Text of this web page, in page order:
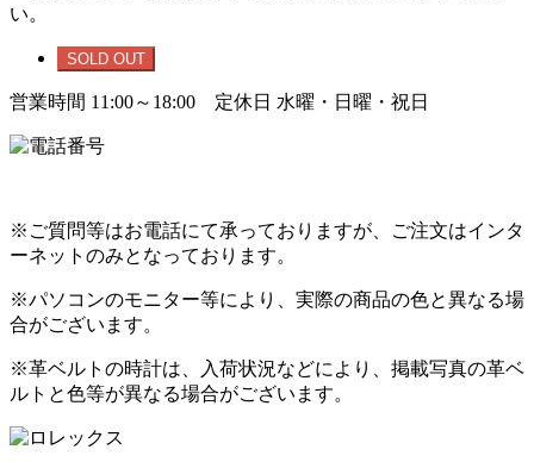
い。
SOLD OUT
営業時間 11:00～18:00 定休日 水曜・日曜・祝日
※ご質問等はお電話にて承っておりますが、ご注文はインタ
ーネットのみとなっております。
※パソコンのモニター等により、実際の商品の色と異なる場
合がございます。
※革ベルトの時計は、入荷状況などにより、掲載写真の革ベ
ルトと色等が異なる場合がございます。